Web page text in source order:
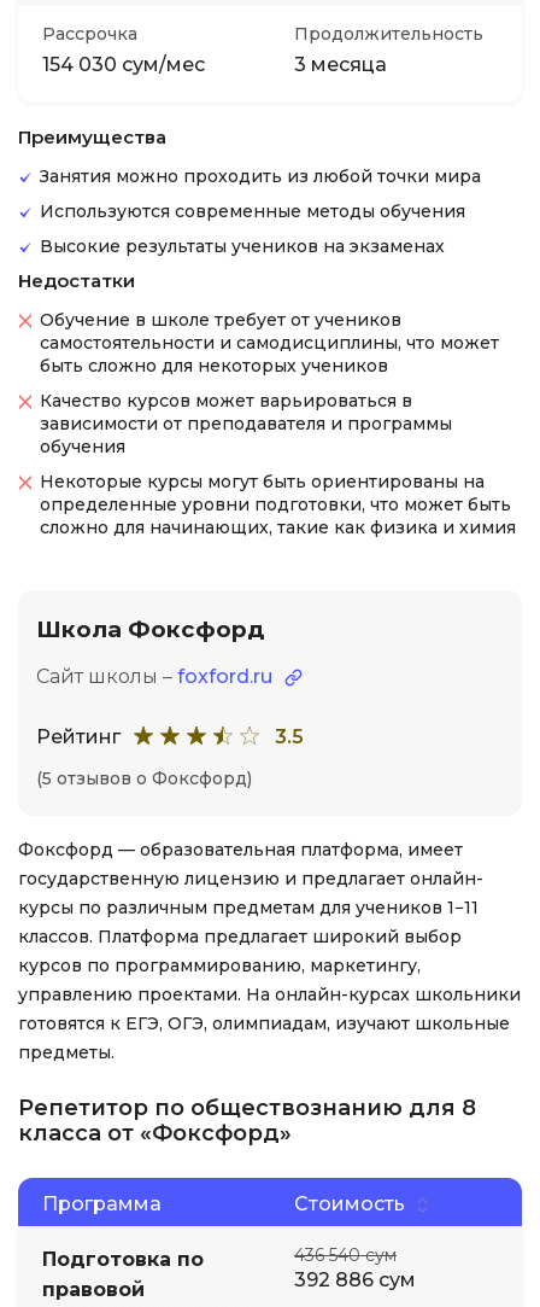
Рассрочка
154 030 сум/мес
Продолжительность
3 месяца
Преимущества
Занятия можно проходить из любой точки мира
Используются современные методы обучения
Высокие результаты учеников на экзаменах
Недостатки
Обучение в школе требует от учеников
самостоятельности и самодисциплины, что может
быть сложно для некоторых учеников
Качество курсов может варьироваться в
зависимости от преподавателя и программы
обучения
Некоторые курсы могут быть ориентированы на
определенные уровни подготовки, что может быть
сложно для начинающих, такие как физика и химия
Школа Фоксфорд
Сайт школы – foxford.ru
Рейтинг 3.5
(5 отзывов о Фоксфорд)
Фоксфорд — образовательная платформа, имеет
государственную лицензию и предлагает онлайн-
курсы по различным предметам для учеников 1−11
классов. Платформа предлагает широкий выбор
курсов по программированию, маркетингу,
управлению проектами. На онлайн-курсах школьники
готовятся к ЕГЭ, ОГЭ, олимпиадам, изучают школьные
предметы.
Репетитор по обществознанию для 8
класса от «Фоксфорд»
Программа Стоимость
Подготовка по
правовой
436 540 сум
392 886 сум